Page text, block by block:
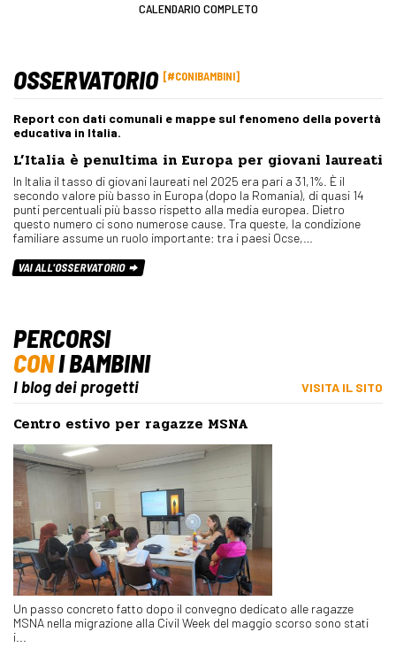
CALENDARIO COMPLETO
OSSERVATORIO #CONIBAMBINI
Report con dati comunali e mappe sul fenomeno della povertà
educativa in Italia.
L’Italia è penultima in Europa per giovani laureati
In Italia il tasso di giovani laureati nel 2025 era pari a 31,1%. È il
secondo valore più basso in Europa (dopo la Romania), di quasi 14
punti percentuali più basso rispetto alla media europea. Dietro
questo numero ci sono numerose cause. Tra queste, la condizione
familiare assume un ruolo importante: tra i paesi Ocse,…
VAI ALL'OSSERVATORIO
PERCORSI
CONI BAMBINI
I blog dei progetti VISITA IL SITO
Centro estivo per ragazze MSNA
Un passo concreto fatto dopo il convegno dedicato alle ragazze
MSNA nella migrazione alla Civil Week del maggio scorso sono stati
i...